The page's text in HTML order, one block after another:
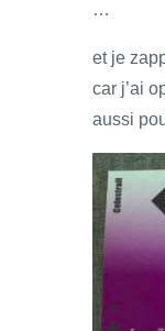
…
et je
car j’ai
aussi